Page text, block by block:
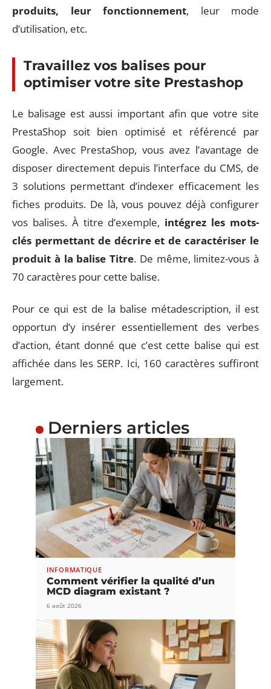
produits, leur fonctionnement, leur mode
d’utilisation, etc.
Travaillez vos balises pour
optimiser votre site Prestashop
Le balisage est aussi important afin que votre site
PrestaShop soit bien optimisé et référencé par
Google. Avec PrestaShop, vous avez l’avantage de
disposer directement depuis l’interface du CMS, de
3 solutions permettant d’indexer efficacement les
fiches produits. De là, vous pouvez déjà configurer
vos balises. À titre d’exemple, intégrez les mots-
clés permettant de décrire et de caractériser le
produit à la balise Titre. De même, limitez-vous à
70 caractères pour cette balise.
Pour ce qui est de la balise métadescription, il est
opportun d’y insérer essentiellement des verbes
d’action, étant donné que c’est cette balise qui est
affichée dans les SERP. Ici, 160 caractères suffiront
largement.
Derniers articles
INFORMATIQUE
Comment vérifier la qualité d’un
MCD diagram existant ?
6 août 2026